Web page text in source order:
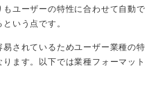
ユーザーの特性に合わせて自動で
いう点です。
されているためユーザー業種の特
ます。以下では業種フォーマット